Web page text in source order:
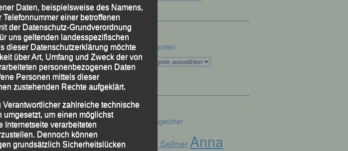
Kategorien
Kategorien
Schlagwörter
Alex Sellner Anna
Daten, beispielsweise des Namens,
einer betroffenen
der Datenschutz-Grundverordnung
uns geltenden landesspezifischen
dieser Datenschutzerklärung möchte
über Art, Umfang und Zweck der von
personenbezogenen Daten
Personen mittels dieser
zustehenden Rechte aufgeklärt.
zahlreiche technische
um einen möglichst
Internetseite verarbeiteten
Dennoch können
grundsätzlich Sicherheitslücken